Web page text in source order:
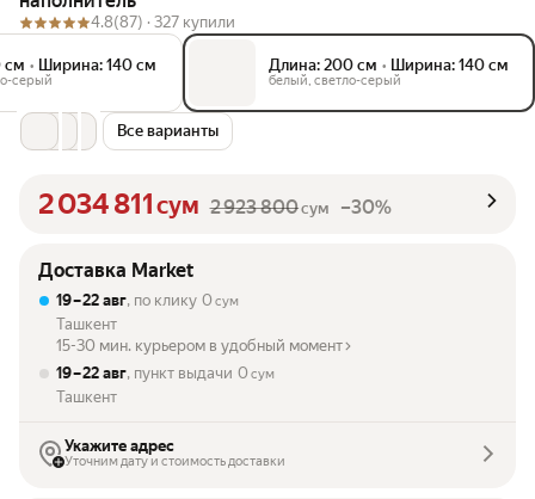
4.8(87) · 327 купили
см • Ширина: 140 см
серый
Длина: 200 см • Ширина: 140 см
белый, светло-серый
Все варианты
2 034 811сум 2 923 800сум –30%
Доставка Market
19 – 22 авг, по клику 0 сум
Ташкент
15-30 мин. курьером в удобный момент
19 – 22 авг, пункт выдачи 0 сум
Ташкент
Укажите адрес
Уточним дату и стоимость доставки